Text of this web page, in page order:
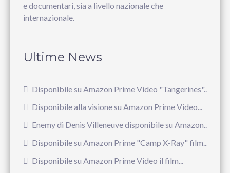
e documentari, sia a livello nazionale che
internazionale.
Ultime News
Disponibile su Amazon Prime Video "Tangerines"...
Disponibile alla visione su Amazon Prime Video...
Enemy di Denis Villeneuve disponibile su Amazon...
Disponibile su Amazon Prime "Camp X-Ray" film...
Disponibile su Amazon Prime Video il film...